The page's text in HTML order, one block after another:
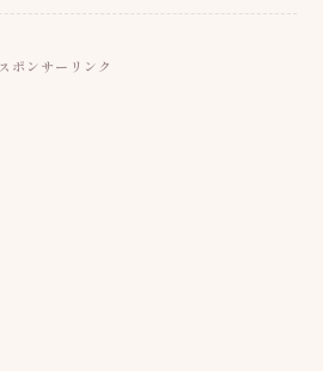
スポンサーリンク